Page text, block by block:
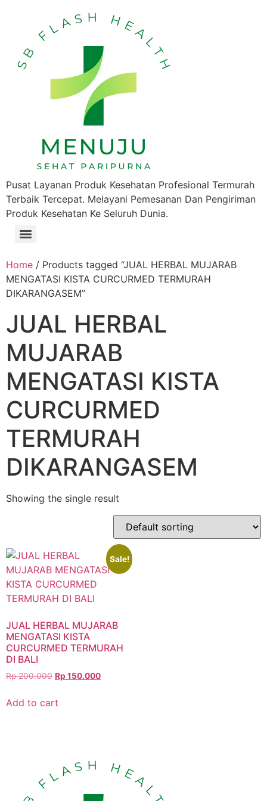
Pusat Layanan Produk Kesehatan Profesional Termurah
Terbaik Tercepat. Melayani Pemesanan Dan Pengiriman
Produk Kesehatan Ke Seluruh Dunia.
Home / Products tagged “JUAL HERBAL MUJARAB
MENGATASI KISTA CURCURMED TERMURAH
DIKARANGASEM”
JUAL HERBAL
MUJARAB
MENGATASI KISTA
CURCURMED
TERMURAH
DIKARANGASEM
Showing the single result
Sale!
JUAL HERBAL MUJARAB
MENGATASI KISTA
CURCURMED TERMURAH
DI BALI
Rp200.000 Rp 150.000
Add to cart